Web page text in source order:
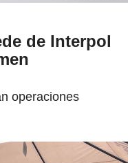
de Interpol
operaciones